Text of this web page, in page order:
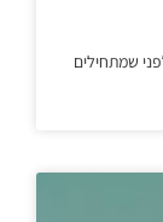
לדעת לפני שמתחילים